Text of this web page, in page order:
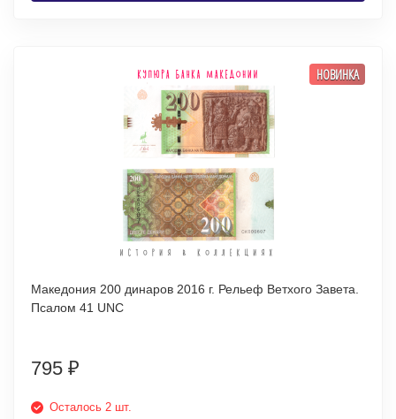
НОВИНКА
Македония 200 динаров 2016 г. Рельеф Ветхого Завета.
Псалом 41 UNC
795 ₽
Осталось 2 шт.